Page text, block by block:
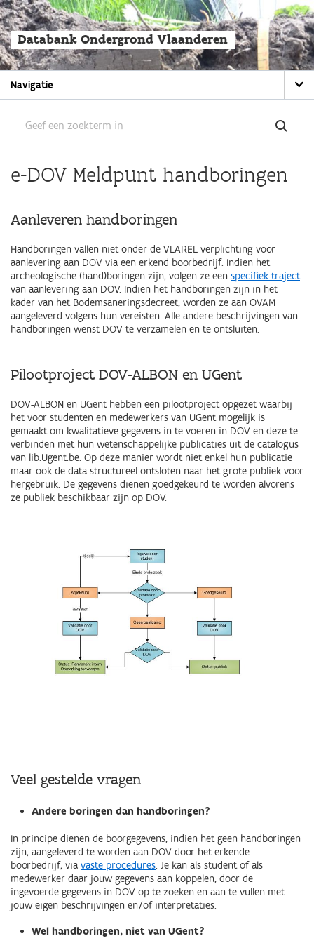
Overslaan
en
naar
de
algemene
inhoud
Databank Ondergrond Vlaanderen
Main
navigation
Navigatie
e-DOV Meldpunt handboringen
Aanleveren handboringen
Handboringen vallen niet onder de VLAREL-verplichting voor
aanlevering aan DOV via een erkend boorbedrijf. Indien het
archeologische (hand)boringen zijn, volgen ze een specifiek traject
van aanlevering aan DOV. Indien het handboringen zijn in het
kader van het Bodemsaneringsdecreet, worden ze aan OVAM
aangeleverd volgens hun vereisten. Alle andere beschrijvingen van
handboringen wenst DOV te verzamelen en te ontsluiten.
Pilootproject DOV-ALBON en UGent
DOV-ALBON en UGent hebben een pilootproject opgezet waarbij
het voor studenten en medewerkers van UGent mogelijk is
gemaakt om kwalitatieve gegevens in te voeren in DOV en deze te
verbinden met hun wetenschappelijke publicaties uit de catalogus
van lib.Ugent.be. Op deze manier wordt niet enkel hun publicatie
maar ook de data structureel ontsloten naar het grote publiek voor
hergebruik. De gegevens dienen goedgekeurd te worden alvorens
ze publiek beschikbaar zijn op DOV.
Veel gestelde vragen
Andere boringen dan handboringen?
In principe dienen de boorgegevens, indien het geen handboringen
zijn, aangeleverd te worden aan DOV door het erkende
boorbedrijf, via vaste procedures. Je kan als student of als
medewerker daar jouw gegevens aan koppelen, door de
ingevoerde gegevens in DOV op te zoeken en aan te vullen met
jouw eigen beschrijvingen en/of interpretaties.
Wel handboringen, niet van UGent?